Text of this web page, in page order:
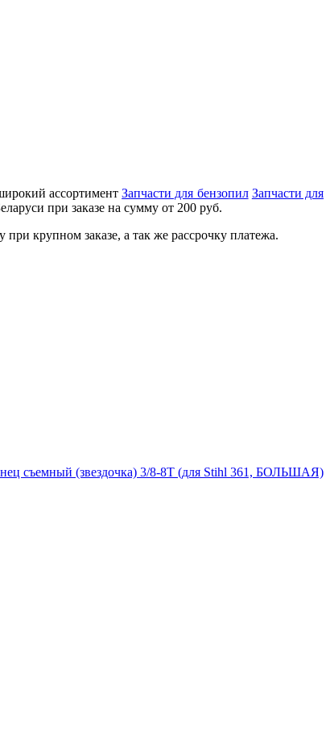
ассортиментЗапчасти для бензопил Запчасти для
при заказе на сумму от 200 руб.
крупном заказе, а так же рассрочку платежа.
съемный (звездочка) 3/8-8Т (для Stihl 361, БОЛЬШАЯ)